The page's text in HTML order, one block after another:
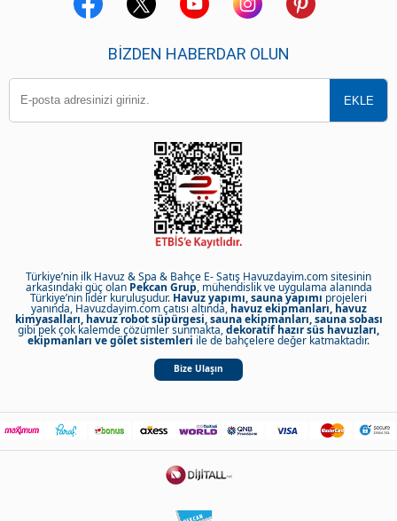
BIZDEN HABERDAR OLUN
Türkiye’nin ilk Havuz & Spa & Bahçe E- Satış Havuzdayim.com sitesinin
arkasındaki güç olan Pekcan Grup, mühendislik ve uygulama alanında
Türkiye’nin lider kuruluşudur. Havuz yapımı, sauna yapımı projeleri
yanında, Havuzdayim.com çatısı altında, havuz ekipmanları, havuz
kimyasalları, havuz robot süpürgesi, sauna ekipmanları, sauna sobası
gibi pek çok kalemde çözümler sunmakta,dekoratif hazır süs havuzları,
ekipmanları ve gölet sistemleri ile de bahçelere değer katmaktadır.
Bize Ulaşın